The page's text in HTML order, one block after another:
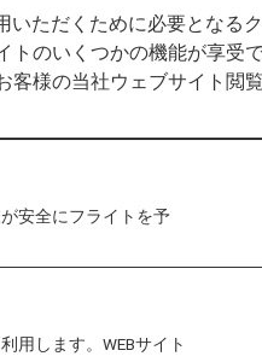
案内です。
ただくために必要となる
のいくつかの機能が享受
客様の当社ウェブサイト閲
安全にフライトを予
用します。WEBサイト